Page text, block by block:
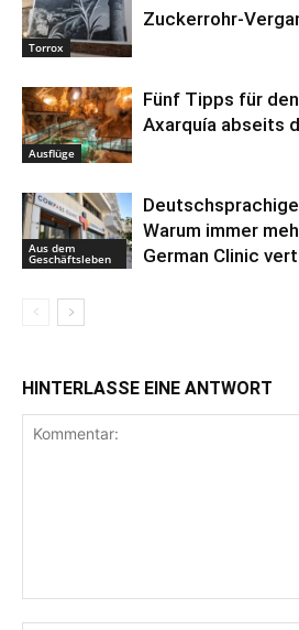
Torrox
Zuckerrohr-
Ausflüge
Fünf Tipps für
Axarquía abseits
Aus dem
Geschäftsleben
Warum immer
German Clinic
HINTERLASSE EINE ANTWORT